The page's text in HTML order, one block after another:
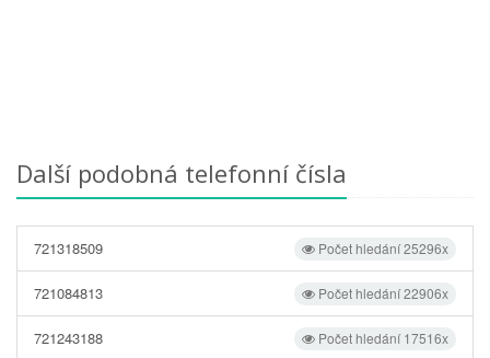
Další podobná telefonní čísla
Počet hledání 25296x
721318509
Počet hledání 22906x
721084813
Počet hledání 17516x
721243188